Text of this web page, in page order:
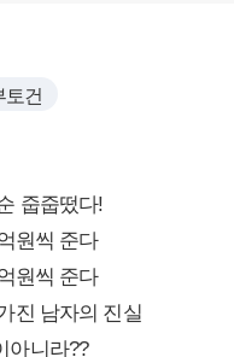
토건
줍줍떴다!
원씩 준다
원씩 준다
진 남자의 진실
아니라??